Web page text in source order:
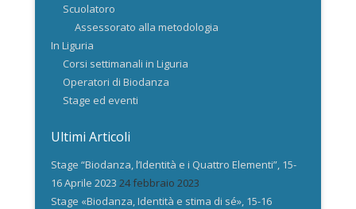
Scuolatoro
Assessorato alla metodologia
In Liguria
Corsi settimanali in Liguria
Operatori di Biodanza
Stage ed eventi
Ultimi Articoli
Stage “Biodanza, l’Identità e i Quattro Elementi”, 15-
16 Aprile 2023 24 febbraio 2023
Stage «Biodanza, Identità e stima di sé», 15-16